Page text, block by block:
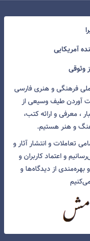
آمریکایی
وثوقی
فرهنگی و هنری فارسی
آوردن طیف وسیعی از
، معرفی و ارائه کتب،
و هنر هستیم.
تعاملات و انتشار آثار و
و اعتماد کاربران و
از دیدگاه‌ها و